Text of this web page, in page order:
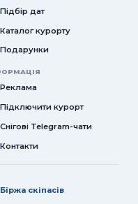
Підбір дат
Каталог курорту
Подарунки
Реклама
Підключити курорт
Снігові Telegram-чати
Контакти
Біржа скіпасів